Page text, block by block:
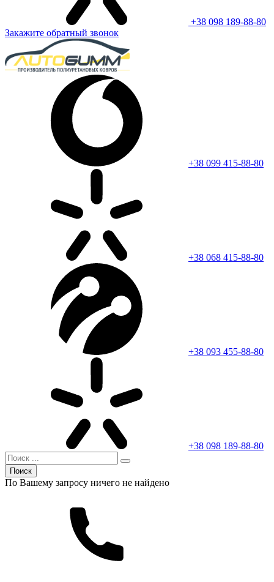
+38 098 189-88-80
Закажите обратный звонок
+38 099 415-88-80
+38 068 415-88-80
+38 093 455-88-80
+38 098 189-88-80
Поиск
По Вашему запросу ничего не найдено